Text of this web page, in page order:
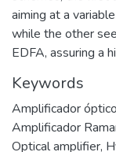
aiming at a
while the other
EDFA, assuring a
Keywords
Amplificador óptico
Amplificador
Optical amplifier,